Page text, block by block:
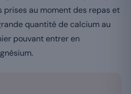
prises au moment des repas et
quantité de calcium au
pouvant entrer en